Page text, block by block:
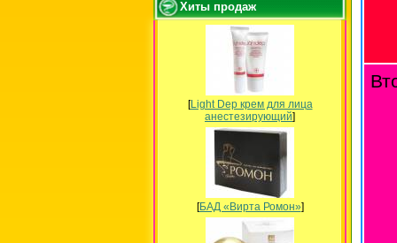
Хиты продаж
[Light Dep крем для лица
анестезирующий]
[БАД «Вирта Ромон»]